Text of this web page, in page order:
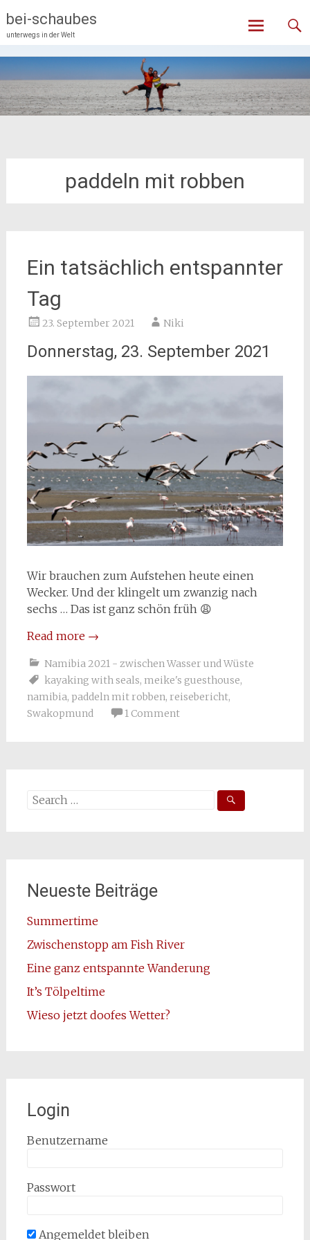
to
content
bei-schaubes
unterwegs in der Welt
paddeln mit robben
Ein tatsächlich entspannter
Tag
23. September 2021 Niki
Donnerstag, 23. September 2021
Wir brauchen zum Aufstehen heute einen
Wecker. Und der klingelt um zwanzig nach
sechs … Das ist ganz schön früh 😩
Read more →
Namibia 2021 - zwischen Wasser und Wüste
kayaking with seals, meike's guesthouse,
namibia, paddeln mit robben, reisebericht,
Swakopmund
1 Comment
Search
Neueste Beiträge
Summertime
Zwischenstopp am Fish River
Eine ganz entspannte Wanderung
It’s Tölpeltime
Wieso jetzt doofes Wetter?
Login
Benutzername
Passwort
Angemeldet bleiben